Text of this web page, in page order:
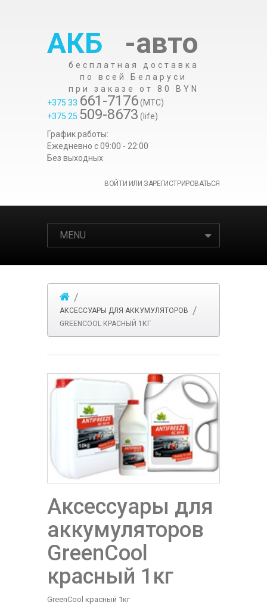
АКБ -авто
бесплатная доставка
по всей Беларуси
при заказе от 80 BYN
+375 33 661-7176(МТС)
+375 25 509-8673 (life)
График работы:
Ежедневно c 09:00 - 22:00
Без выходных
ВОЙТИ ИЛИ ЗАРЕГИСТРИРОВАТЬСЯ
MENU
АКСЕССУАРЫ ДЛЯ АККУМУЛЯТОРОВ
GREENСOOL КРАСНЫЙ 1КГ
Аксессуары для
аккумуляторов
GreenСool
красный 1кг
GreenСool красный 1кг